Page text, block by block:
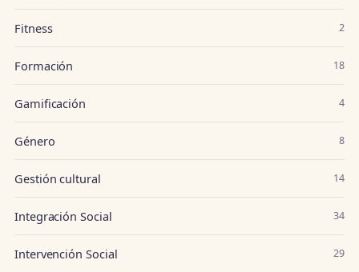
Fitness 2
Formación 18
Gamificación 4
Género 8
Gestión cultural 14
Integración Social 34
Intervención Social 29